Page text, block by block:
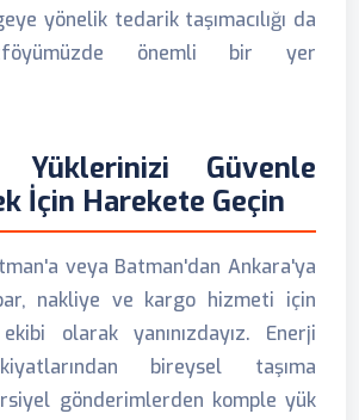
yönelik tedarik taşımacılığı da
önemli bir yer
Yüklerinizi Güvenle
İçin Harekete Geçin
veya Batman'dan Ankara'ya
nakliye ve kargo hizmeti için
olarak yanınızdayız. Enerji
bireysel taşıma
gönderimlerden komple yük